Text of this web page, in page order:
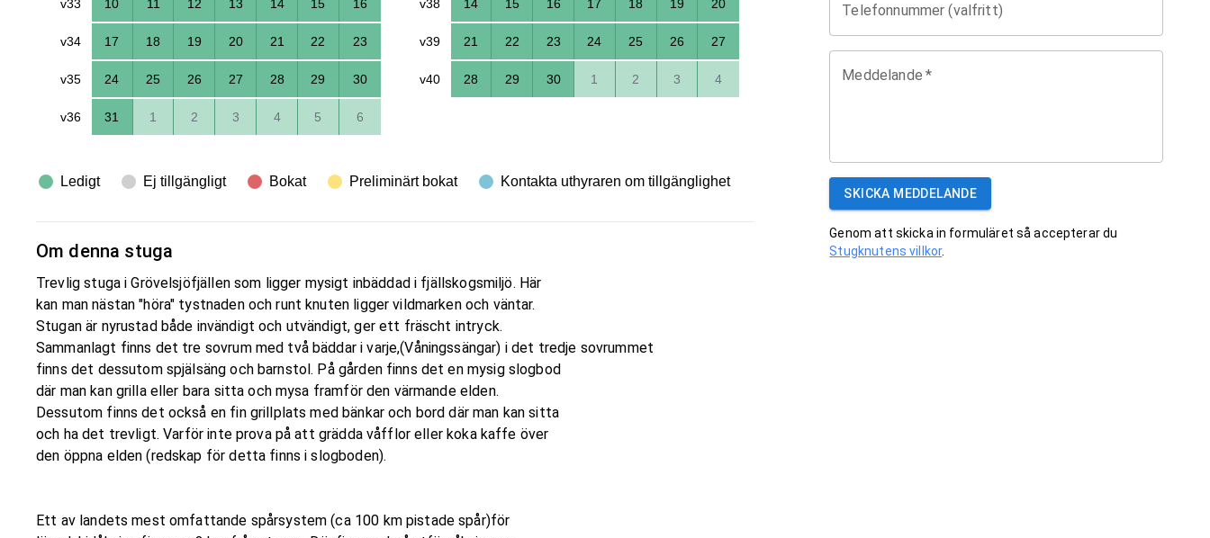
v33 10 11 12 13 14 15 16
v34 17 18 19 20 21 22 23
v35 24 25 26 27 28 29 30
v36 31 1 2 3 4 5 6
v38 14 15 16 17 18 19 20
v39 21 22 23 24 25 26 27
v40 28 29 30 1 2 3 4
Ledigt Ej tillgängligt Bokat Preliminärt bokat Kontakta uthyraren om tillgänglighet
Om denna stuga
Trevlig stuga i Grövelsjöfjällen som ligger mysigt inbäddad i fjällskogsmiljö. Här
kan man nästan "höra" tystnaden och runt knuten ligger vildmarken och väntar.
Stugan är nyrustad både invändigt och utvändigt, ger ett fräscht intryck.
Sammanlagt finns det tre sovrum med två bäddar i varje,(Våningssängar) i det tredje sovrummet
finns det dessutom spjälsäng och barnstol. På gården finns det en mysig slogbod
där man kan grilla eller bara sitta och mysa framför den värmande elden.
Dessutom finns det också en fin grillplats med bänkar och bord där man kan sitta
och ha det trevligt. Varför inte prova på att grädda våfflor eller koka kaffe över
den öppna elden (redskap för detta finns i slogboden).
Ett av landets mest omfattande spårsystem (ca 100 km pistade spår)för
Telefonnummer (valfritt)
Meddelande *
SKICKA MEDDELANDE
Genom att skicka in formuläret så accepterar du
Stugknutens villkor.